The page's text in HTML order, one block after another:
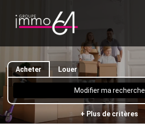
Acheter Louer
Modifier ma recherche
+ Plus de critères